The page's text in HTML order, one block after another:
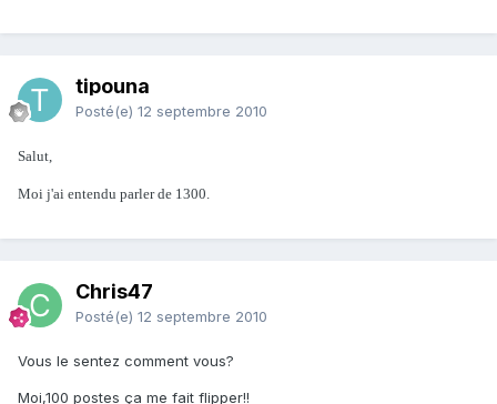
tipouna
Posté(e) 12 septembre 2010
Salut,
Moi j'ai entendu parler de 1300.
Chris47
Posté(e) 12 septembre 2010
Vous le sentez comment vous?
Moi,100 postes ça me fait flipper!!